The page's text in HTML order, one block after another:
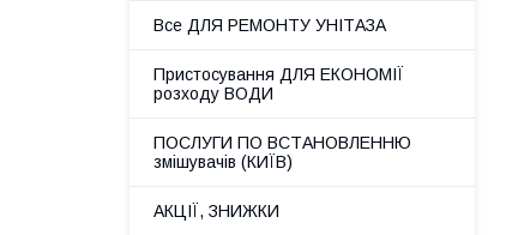
Все ДЛЯ РЕМОНТУ УНІТАЗА
Пристосування ДЛЯ ЕКОНОМІЇ
розходу ВОДИ
ПОСЛУГИ ПО ВСТАНОВЛЕННЮ
змішувачів (КИЇВ)
АКЦІЇ, ЗНИЖКИ